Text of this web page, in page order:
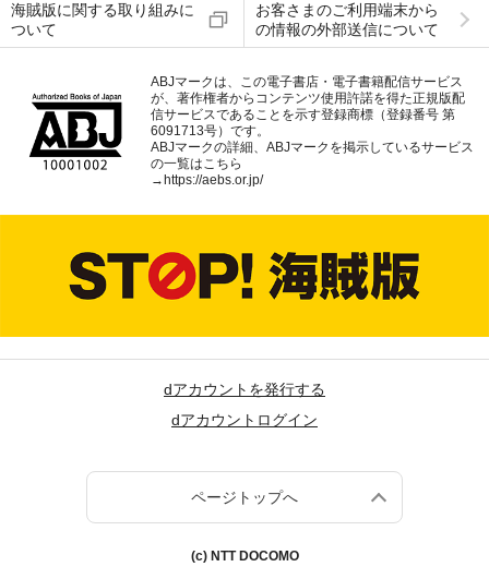
海賊版に関する取り組みに
ついて
お客さまのご利用端末から
の情報の外部送信について
ABJマークは、この電子書店・電子書籍配信サービス
が、著作権者からコンテンツ使用許諾を得た正規版配
信サービスであることを示す登録商標（登録番号 第
6091713号）です。
ABJマークの詳細、ABJマークを掲示しているサービス
の一覧はこちら
→ https://aebs.or.jp/
dアカウントを発行する
dアカウントログイン
ページトップへ
(c) NTT DOCOMO